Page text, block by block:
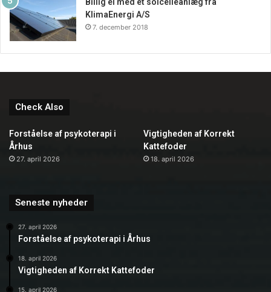
KlimaEnergi A/S
7. december 2018
Check Also
Forståelse af psykoterapi i
Århus
27. april 2026
Vigtigheden af Korrekt
Kattefoder
18. april 2026
Seneste nyheder
27. april 2026
Forståelse af psykoterapi i Århus
18. april 2026
Vigtigheden af Korrekt Kattefoder
15. april 2026